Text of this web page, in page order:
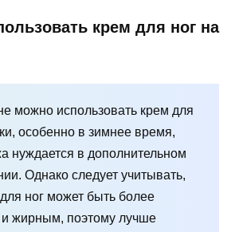
крем для ног на
можно использовать крем для
особенно в зимнее время,
нуждается в дополнительном
Однако следует учитывать,
ног может быть более
жирным, поэтому лучше